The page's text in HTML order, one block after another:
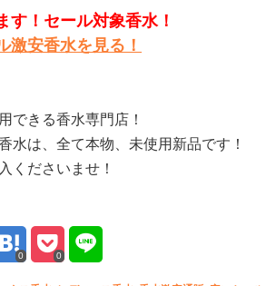
す！セール対象香水！
激安香水を見る！
できる香水専門店！
水は、全て本物、未使用新品です！
くださいませ！
0 0